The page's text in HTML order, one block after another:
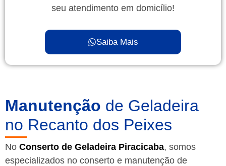
seu atendimento em domicílio!
Saiba Mais
Manutenção de Geladeira
no Recanto dos Peixes
No Conserto de Geladeira Piracicaba, somos
especializados no conserto e manutenção de